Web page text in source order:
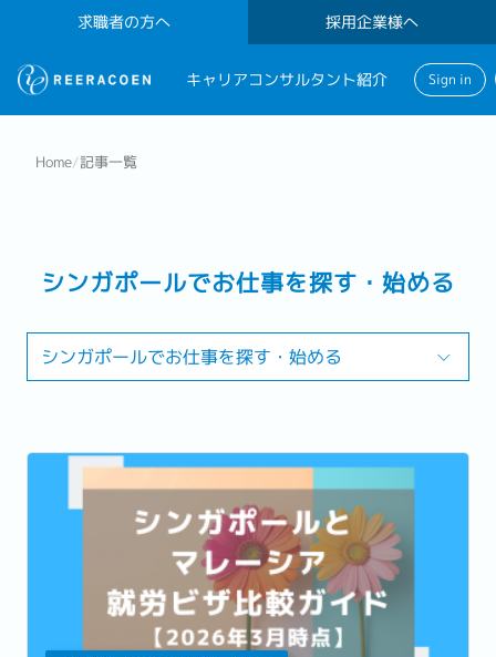
求職者の方へ 採用企業様へ
キャリアコンサルタント紹介 Sign in
Home/記事一覧
シンガポールでお仕事を探す・始める
シンガポールでお仕事を探す・始める